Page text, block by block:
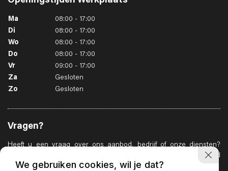
Ma
08:00 - 17:00
Di
08:00 - 17:00
Wo
08:00 - 17:00
Do
08:00 - 17:00
Vr
09:00 - 17:00
Za
Gesloten
Zo
Gesloten
Vragen?
Heeft u een vraag over ons aanbod, bedrijf of onze diensten?
Geen enkel probleem. Wij zullen er alles aan doen u zo goed
mogelijk te helpen.
We gebruiken cookies, wil je dat?